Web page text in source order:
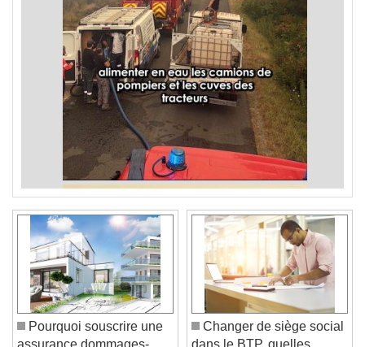
Pourquoi souscrire une
Changer de siège social